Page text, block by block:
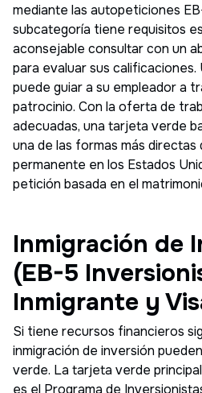
mediante las autopeticiones
subcategoría tiene requisitos
aconsejable consultar con un
para evaluar sus calificaciones.
puede guiar a su empleador a
patrocinio. Con la oferta de
adecuadas, una tarjeta verde
una de las formas más
permanente en los Estados
petición basada en el
Inmigración de
(EB-5
Inmigrante y
Si tiene recursos financieros
inmigración de inversión
verde. La tarjeta verde
es el Programa de